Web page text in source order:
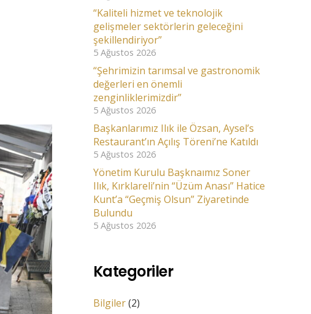
“Kaliteli hizmet ve teknolojik
gelişmeler sektörlerin geleceğini
şekillendiriyor”
5 Ağustos 2026
“Şehrimizin tarımsal ve gastronomik
değerleri en önemli
zenginliklerimizdir”
5 Ağustos 2026
Başkanlarımız Ilık ile Özsan, Aysel’s
Restaurant’ın Açılış Töreni’ne Katıldı
5 Ağustos 2026
Yönetim Kurulu Başknaımız Soner
Ilık, Kırklareli’nin “Üzüm Anası” Hatice
Kunt’a “Geçmiş Olsun” Ziyaretinde
Bulundu
5 Ağustos 2026
Kategoriler
Bilgiler(2)